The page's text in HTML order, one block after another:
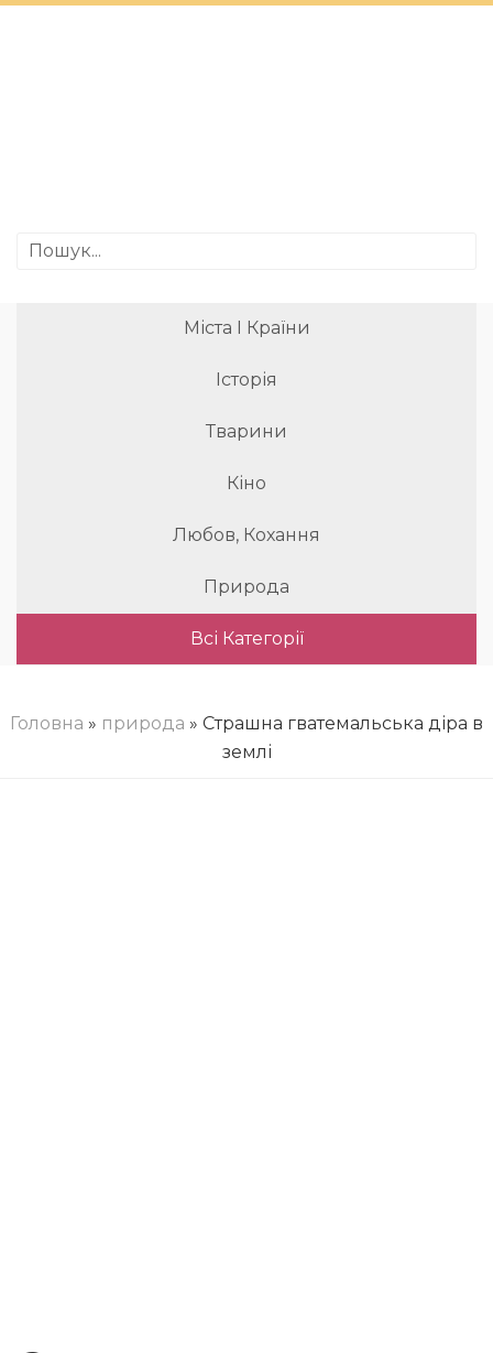
Міста І Країни
Історія
Тварини
Кіно
Любов, Кохання
Природа
Всі Категорії
Головна » природа » Страшна гватемальська діра в
землі